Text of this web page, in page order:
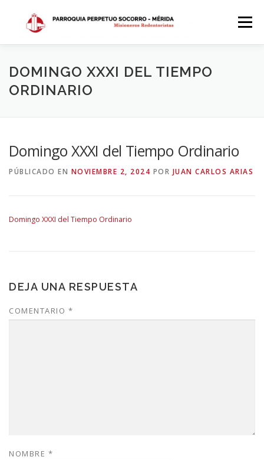
contenido
Menú
INICIO DÓNDE ESTAMOS HISTORIA
SACRAMENTOS CALENDARIO PARROQUIAL 2024
DOMINGO XXXI DEL TIEMPO
ORDINARIO
Domingo XXXI del Tiempo Ordinario
PÚBLICADO EN NOVIEMBRE 2, 2024 POR JUAN CARLOS ARIAS
Domingo XXXI del Tiempo Ordinario
DEJA UNA RESPUESTA
COMENTARIO *
NOMBRE *